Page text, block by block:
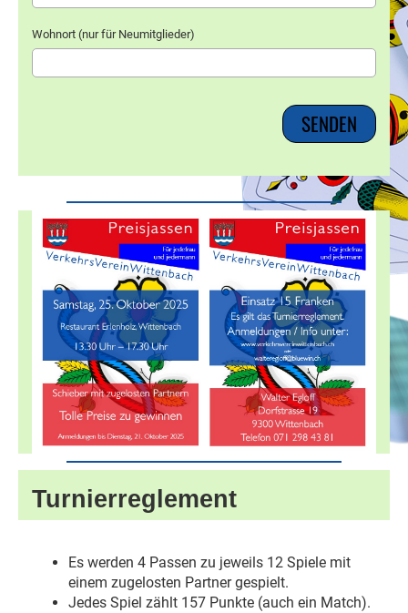
Wohnort (nur für Neumitglieder)
Turnierreglement
Es werden 4 Passen zu jeweils 12 Spiele mit
einem zugelosten Partner gespielt.
Jedes Spiel zählt 157 Punkte (auch ein Match).